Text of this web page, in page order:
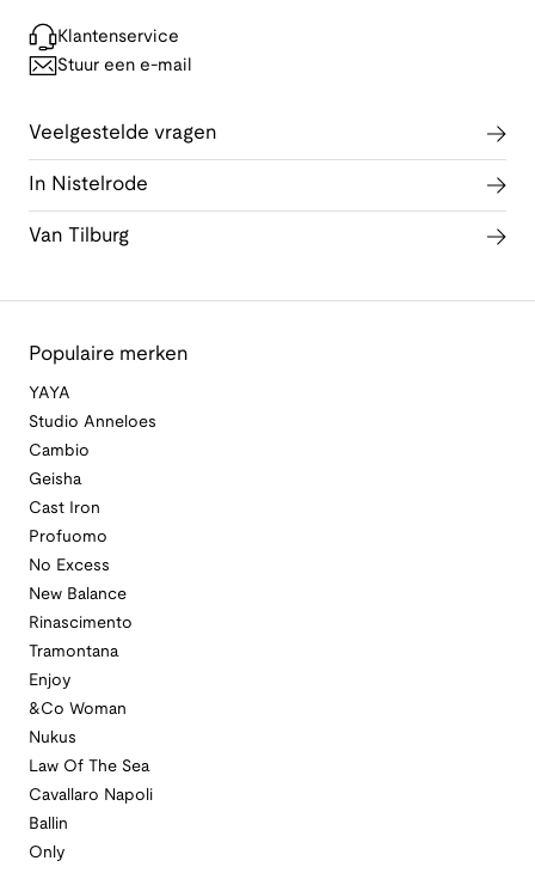
Klantenservice
Stuur een e-mail
Veelgestelde vragen
In Nistelrode
Van Tilburg
Populaire merken
YAYA
Studio Anneloes
Cambio
Geisha
Cast Iron
Profuomo
No Excess
New Balance
Rinascimento
Tramontana
Enjoy
&Co Woman
Nukus
Law Of The Sea
Cavallaro Napoli
Ballin
Only